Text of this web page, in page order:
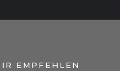
EMPFEHLEN